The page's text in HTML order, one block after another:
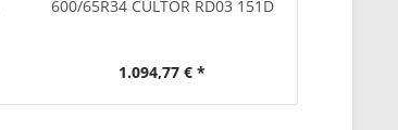
600/65R34 CULTOR RD03 151D
1.094,77 € *